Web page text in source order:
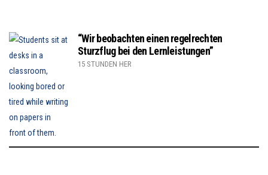
“Wir beobachten einen regelrechten
Sturzflug bei den Lernleistungen”
15 STUNDEN HER